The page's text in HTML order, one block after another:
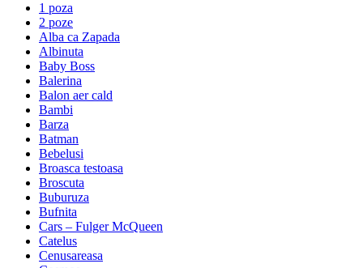
1 poza
2 poze
Alba ca Zapada
Albinuta
Baby Boss
Balerina
Balon aer cald
Bambi
Barza
Batman
Bebelusi
Broasca testoasa
Broscuta
Buburuza
Bufnita
Cars – Fulger McQueen
Catelus
Cenusareasa